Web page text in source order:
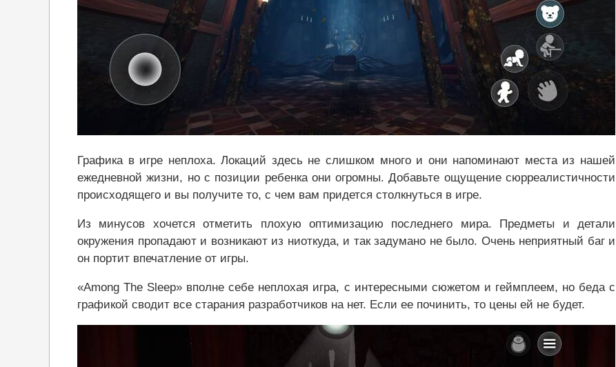
Графика в игре неплоха. Локаций здесь не слишком много и они напоминают места из нашей
ежедневной жизни, но с позиции ребенка они огромны. Добавьте ощущение сюрреалистичности
происходящего и вы получите то, с чем вам придется столкнуться в игре.
Из минусов хочется отметить плохую оптимизацию последнего мира. Предметы и детали
окружения пропадают и возникают из ниоткуда, и так задумано не было. Очень неприятный баг и
он портит впечатление от игры.
«Among The Sleep» вполне себе неплохая игра, с интересными сюжетом и геймплеем, но беда с
графикой сводит все старания разработчиков на нет. Если ее починить, то цены ей не будет.